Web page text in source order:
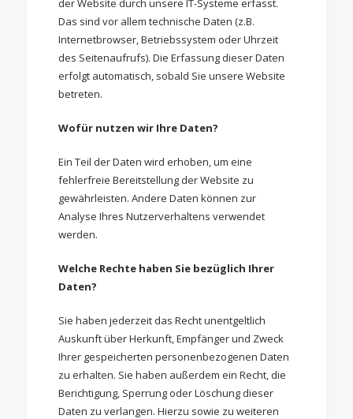
der Website durch unsere IT-Systeme erfasst.
Das sind vor allem technische Daten (z.B.
Internetbrowser, Betriebssystem oder Uhrzeit
des Seitenaufrufs). Die Erfassung dieser Daten
erfolgt automatisch, sobald Sie unsere Website
betreten.
Wofür nutzen wir Ihre Daten?
Ein Teil der Daten wird erhoben, um eine
fehlerfreie Bereitstellung der Website zu
gewährleisten. Andere Daten können zur
Analyse Ihres Nutzerverhaltens verwendet
werden.
Welche Rechte haben Sie bezüglich Ihrer
Daten?
Sie haben jederzeit das Recht unentgeltlich
Auskunft über Herkunft, Empfänger und Zweck
Ihrer gespeicherten personenbezogenen Daten
zu erhalten. Sie haben außerdem ein Recht, die
Berichtigung, Sperrung oder Löschung dieser
Daten zu verlangen. Hierzu sowie zu weiteren